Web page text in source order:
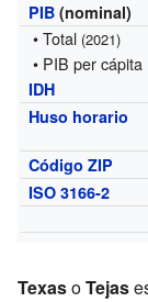
PIB (nominal)
• Total (2021)
• PIB per cápita
IDH
Huso horario
Código ZIP
ISO 3166-2
TexasoTejas